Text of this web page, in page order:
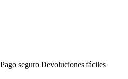
Pago seguro Devoluciones fáciles